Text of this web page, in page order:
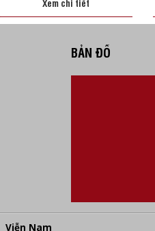
BẢN ĐỒ
Viễn Nam